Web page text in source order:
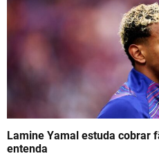
Lamine Yamal estuda cobrar
entenda